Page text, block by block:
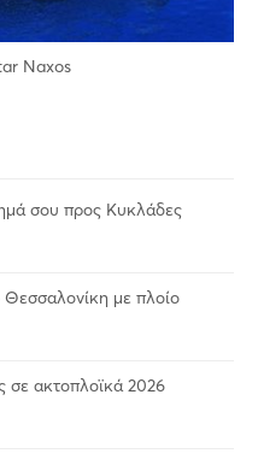
Naxos
σου προς Κυκλάδες
Θεσσαλονίκη με πλοίο
σε ακτοπλοϊκά 2026